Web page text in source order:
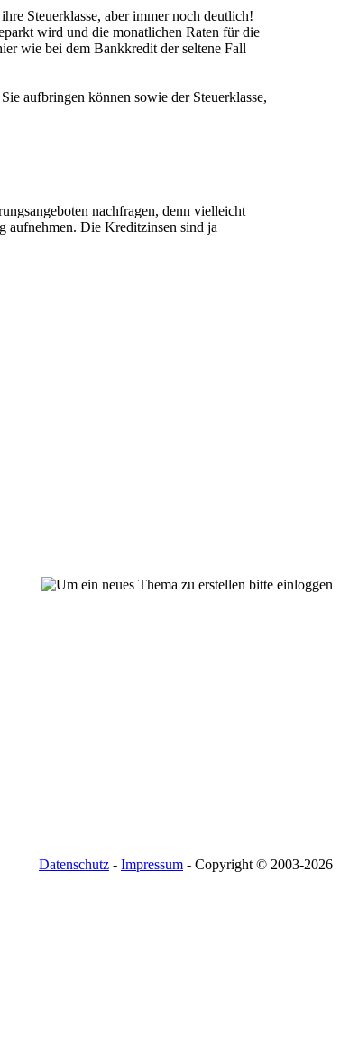
Steuerklasse, aber immer noch deutlich!
wird und die monatlichen Raten für die
wie bei dem Bankkredit der seltene Fall
aufbringen können sowie der Steuerklasse,
nachfragen, denn vielleicht
aufnehmen. Die Kreditzinsen sind ja
Datenschutz - Impressum - Copyright © 2003-2026